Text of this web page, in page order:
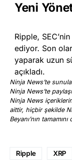
Yeni
Ripple,
ediyor. Son
yaparak uzun
açıkladı.
Ninja News’te
Ninja News’te
Ninja News
aittir, hiçbir şekilde
Beyanı’nın
Ripple XRP